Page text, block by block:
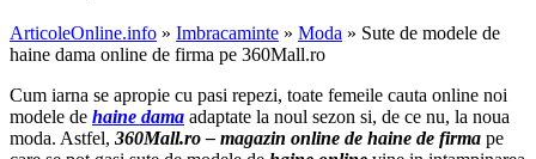
ArticoleOnline.info » Imbracaminte » Moda » Sute de modele de
haine dama online de firma pe 360Mall.ro
Cum iarna se apropie cu pasi repezi, toate femeile cauta online noi
modele de haine dama adaptate la noul sezon si, de ce nu, la noua
moda. Astfel, 360Mall.ro – magazin online de haine de firma pe